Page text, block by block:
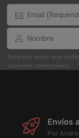
Enterate antes que
acciones comerciales.
Envíos
Por